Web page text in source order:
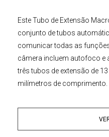
EsteTubo de Extensão
conjunto de tubos
comunicar todas as
câmera incluem autofoco e
três tubos de extensão de
milímetros de
macro extrema. Sem
adicionados com este kit,